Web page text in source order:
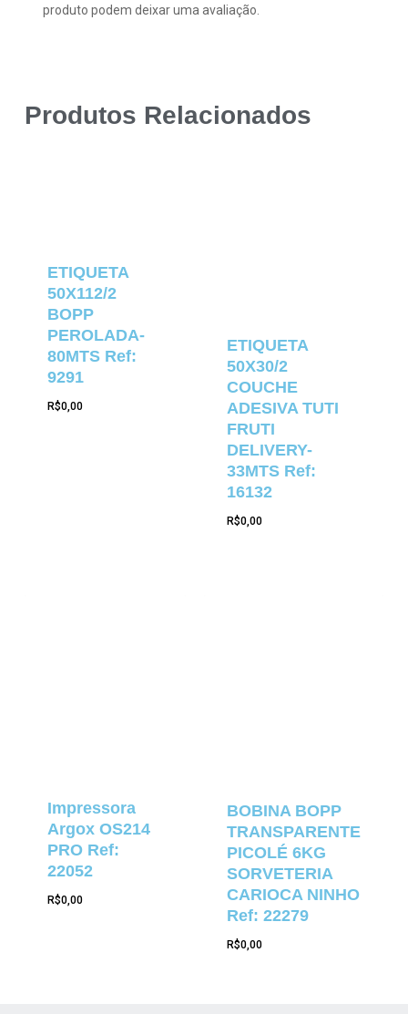
produto podem deixar uma avaliação.
Produtos Relacionados
ETIQUETA
50X112/2
BOPP
PEROLADA-
80MTS Ref:
9291
R$0,00
ETIQUETA
50X30/2
COUCHE
ADESIVA TUTI
FRUTI
DELIVERY-
33MTS Ref:
16132
R$0,00
Impressora
Argox OS214
PRO Ref:
22052
R$0,00
BOBINA BOPP
TRANSPARENTE
PICOLÉ 6KG
SORVETERIA
CARIOCA NINHO
Ref: 22279
R$0,00